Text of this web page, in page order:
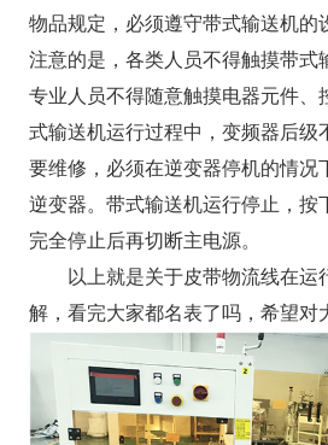
物品规定，必须遵守带式输送机的
注意的是，各类人员不得触摸带式
专业人员不得随意触摸电器元件、
式输送机运行过程中，变频器后级
要维修，必须在逆变器停机的情况
逆变器。带式输送机运行停止，按
完全停止后再切断主电源。
以上就是关于皮带物流线在运
解，看完大家都名表了吗，希望对